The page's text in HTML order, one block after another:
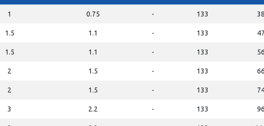
1 0.75 - 133 38
1.5 1.1 - 133 47
1.5 1.1 - 133 56
2 1.5 - 133 66
2 1.5 - 133
3 2.2 - 133 96